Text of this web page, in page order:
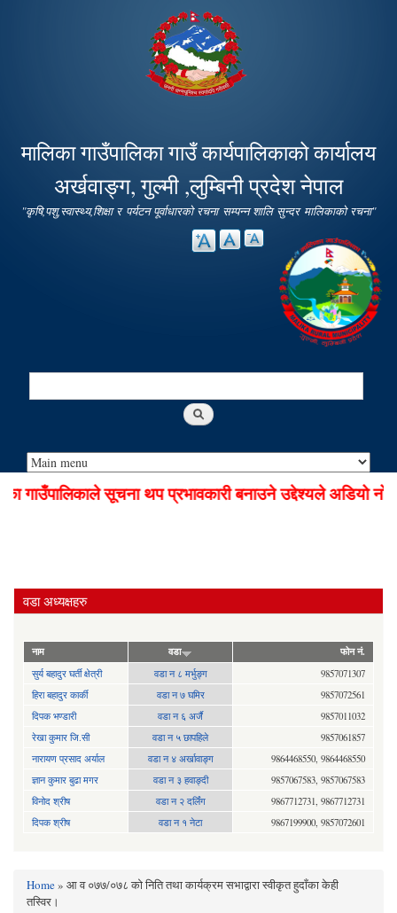
main
content
मालिका गाउँपालिका गाउँ कार्यपालिकाको कार्यालय
अर्खवाङ्ग, गुल्मी ,लुम्बिनी प्रदेश नेपाल
"कृषि,पशु,स्वास्थ्य,शिक्षा र पर्यटन पूर्वाधारको रचना सम्पन्न शालि सुन्दर मालिकाको रचना"
Search
सूचना थप प्रभावकारी बनाउने उद्देश्यले अडियो
वडा अध्यक्षहरु
नाम वडा फोन नं.
सुर्य बहादुर घर्ती क्षेत्री वडा न ८ मर्भुङ्ग
9857071307
हिरा बहादुर कार्की
वडा न ७ घमिर
9857072561
दिपक भण्डारी
वडा न ६ अर्जै
9857011032
रेखा कुमार जि.सी
वडा न ५ छापहिले
9857061857
नारायण प्रसाद अर्याल
वडा न‍ ४ अर्खावाङ्ग
9864468550, 9864468550
ज्ञान कुमार बुढा मगर
वडा न ३ हवाङ्दी
9857067583, 9857067583
विनोद श्रीष
वडा न २ दर्लिंग
9867712731, 9867712731
दिपक श्रीष
वडा न १ नेटा 9867199900, 9857072601
You are here
Home» आ व ०७७/०७८ को निति तथा कार्यक्रम सभाद्वारा स्वीकृत हुदाँका केही
तस्विर।